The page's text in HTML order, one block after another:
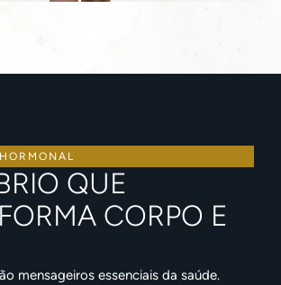
QUE
CORPO E
mensageiros essenciais da saúde.